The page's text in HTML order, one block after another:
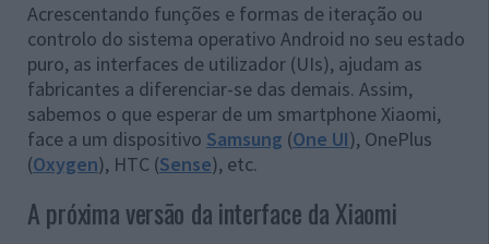
Acrescentando funções e formas de iteração ou
controlo do sistema operativo Android no seu estado
puro, as interfaces de utilizador (UIs), ajudam as
fabricantes a diferenciar-se das demais. Assim,
sabemos o que esperar de um smartphone Xiaomi,
face a um dispositivo Samsung (One UI), OnePlus
(Oxygen), HTC (Sense), etc.
A próxima versão da interface da Xiaomi